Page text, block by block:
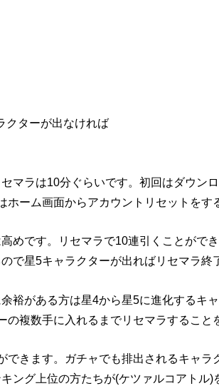
クターが出なければ
マラは10分ぐらいです。初回はダウン
ホーム画面からアカウントリセットをす
めです。リセマラで10連引くことがで
で星5キャラクターが出ればリセマラ終
裕がある方は星4から星5に進化するキ
の複数手に入れるまでリセマラすること
できます。ガチャでも排出されるキャラ
ング上位の方たちが(ケツァルコアトル